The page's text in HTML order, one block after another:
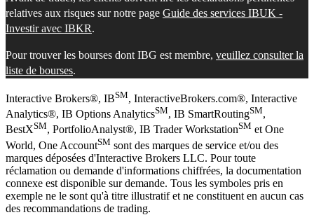
relatives aux risques sur notre page Guide des services IBUK -
Investir avec IBKR.
Pour trouver les bourses dont IBG est membre, veuillez consulter la
liste de bourses.
Interactive Brokers®, IBSM, InteractiveBrokers.com®, Interactive
Analytics®, IB Options AnalyticsSM, IB SmartRoutingSM,
BestXSM, PortfolioAnalyst®, IB Trader WorkstationSM et One
World, One AccountSM sont des marques de service et/ou des
marques déposées d'Interactive Brokers LLC. Pour toute
réclamation ou demande d'informations chiffrées, la documentation
connexe est disponible sur demande. Tous les symboles pris en
exemple ne le sont qu'à titre illustratif et ne constituent en aucun cas
des recommandations de trading.